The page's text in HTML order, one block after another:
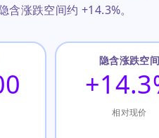
含涨跌空间约 +14.3%。
隐含涨跌空间
相对现价